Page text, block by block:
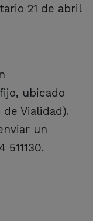
21 de abril
ubicado
Vialidad).
un